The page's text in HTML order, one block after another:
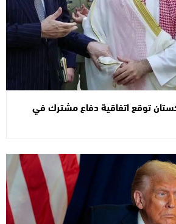
توقع اتفاقية دفاع مشترك في